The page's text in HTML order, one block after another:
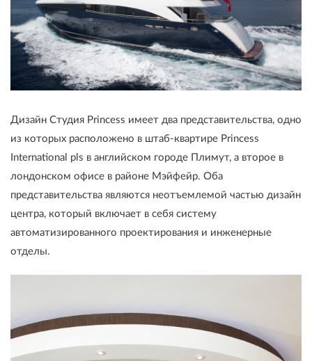
Дизайн Студия Princess имеет два представительства, одно
из которых расположено в штаб-квартире Princess
International pls в английском городе Плимут, а второе в
лондонском офисе в районе Мэйфейр. Оба
представительства являются неотъемлемой частью дизайн
центра, который включает в себя систему
автоматизированного проектирования и инженерные
отделы.